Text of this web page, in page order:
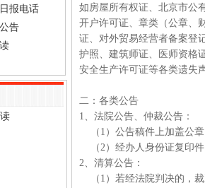
报电话
告
如房屋所有权证、北京市公
开户许可证、章类（公章、
证、对外贸易经营者备案登
护照、建筑师证、医师资格
安全生产许可证等各类遗失
二：各类公告
1、法院公告、仲裁公告：
（1）公告稿件上加盖公
（2）经办人身份证复印
2、清算公告：
（1）若经法院判决的，